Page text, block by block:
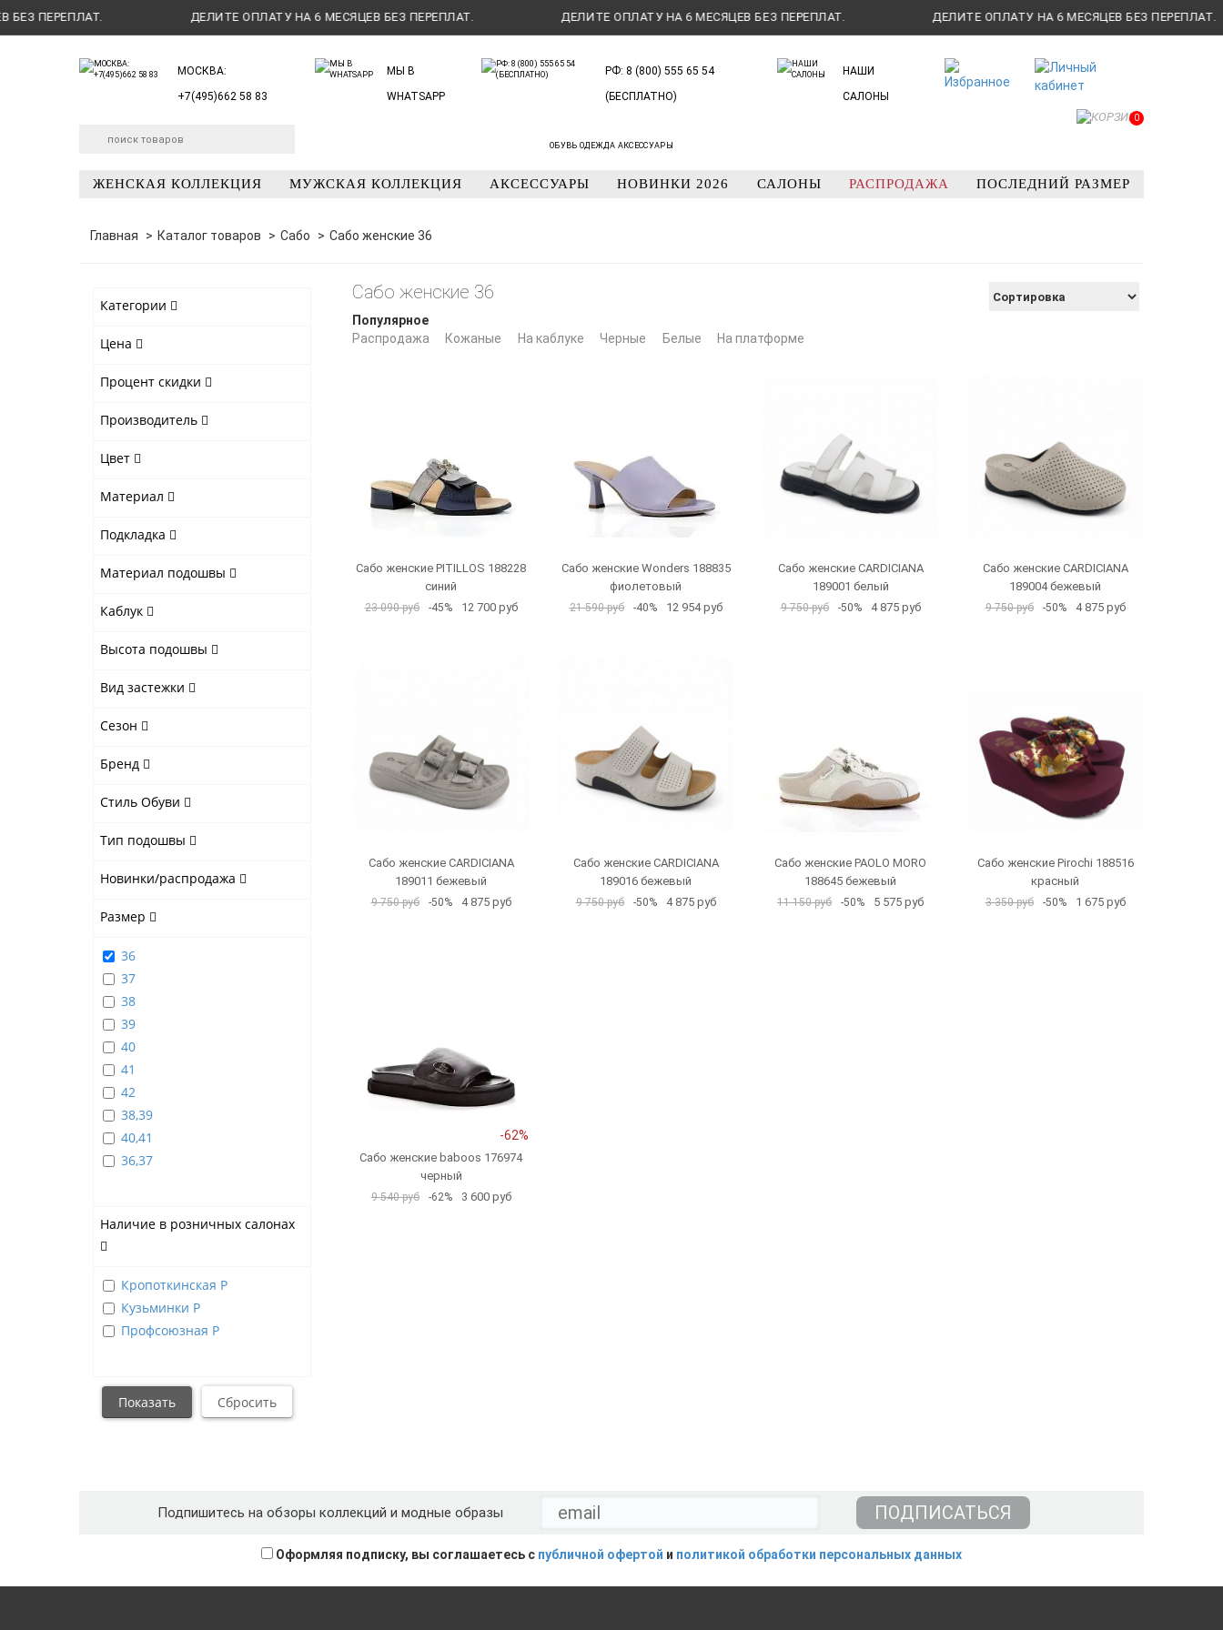
ПЕРЕПЛАТ. ДЕЛИТЕ ОПЛАТУ НА 6 МЕСЯЦЕВ БЕЗ ПЕРЕПЛАТ. ДЕЛИТЕ ОПЛАТУ НА 6 МЕСЯЦЕВ БЕЗ ПЕРЕПЛАТ. ДЕЛИТЕ ОПЛАТУ НА 6 МЕСЯЦЕВ БЕЗ ПЕРЕПЛАТ.
МОСКВА:
+7(495)662 58 83
МЫ В
WHATSAPP
РФ: 8 (800) 555 65 54
(БЕСПЛАТНО)
НАШИ
САЛОНЫ
ОБУВЬ ОДЕЖДА АКСЕССУАРЫ
0
ЖЕНСКАЯ КОЛЛЕКЦИЯ МУЖСКАЯ КОЛЛЕКЦИЯ АКСЕССУАРЫ НОВИНКИ 2026 САЛОНЫ РАСПРОДАЖА ПОСЛЕДНИЙ РАЗМЕР
Главная Каталог товаров Сабо Сабо женские 36
Категории
Цена
Процент скидки
Производитель
Цвет
Материал
Подкладка
Материал подошвы
Каблук
Высота подошвы
Вид застежки
Сезон
Бренд
Стиль Обуви
Тип подошвы
Новинки/распродажа
Размер
36
37
38
39
40
41
42
38,39
40,41
36,37
Наличие в розничных салонах
Кропоткинская Р
Кузьминки Р
Профсоюзная Р
Популярное
Распродажа
Кожаные На каблуке Черные Белые На платформе
Сабо женские 36
Сабо женские PITILLOS 188228
синий
23 090 руб -45% 12 700 руб
Сабо женские Wonders 188835
фиолетовый
21 590 руб -40% 12 954 руб
Сабо женские CARDICIANA
189001 белый
9 750 руб -50% 4 875 руб
Сабо женские CARDICIANA
189004 бежевый
9 750 руб -50% 4 875 руб
Сабо женские CARDICIANA
189011 бежевый
9 750 руб -50% 4 875 руб
Сабо женские CARDICIANA
189016 бежевый
9 750 руб -50% 4 875 руб
Сабо женские PAOLO MORO
188645 бежевый
11 150 руб -50% 5 575 руб
Сабо женские Pirochi 188516
красный
3 350 руб -50% 1 675 руб
-62%
Сабо женские baboos 176974
черный
9 540 руб -62% 3 600 руб
Подпишитесь на обзоры коллекций и модные образы
Оформляя подписку, вы соглашаетесь с публичной офертой и политикой обработки персональных данных